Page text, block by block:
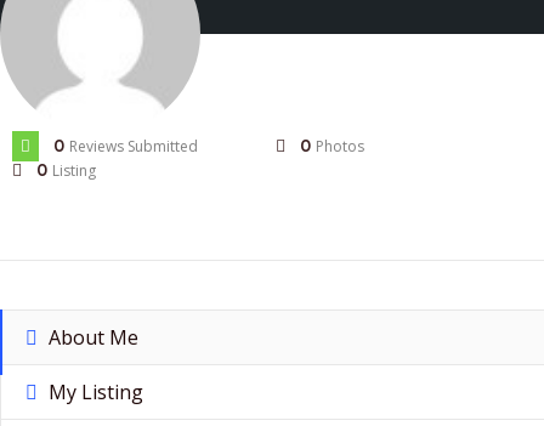
0 Reviews Submitted 0 Photos
0 Listing
About Me
My Listing